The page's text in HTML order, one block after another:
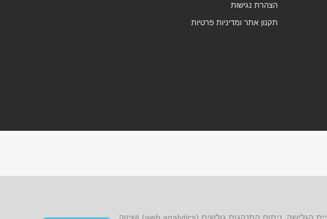
הצהרת נגישות
תקנון אתר ומדיניות פרטיות
אתר זה עושה שימוש בקובצי cookies, לרבות קובצי cookies של צד שלישי, עבור שיפור הפונקציונליות, שיפור חוויית הגלישה, ניתוח התנהגות גולשים (web analytics) ושיווק